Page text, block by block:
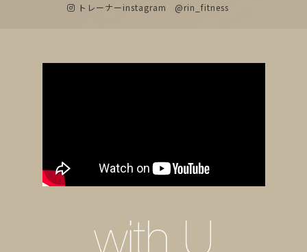
トレーナーinstagram @rin_fitness